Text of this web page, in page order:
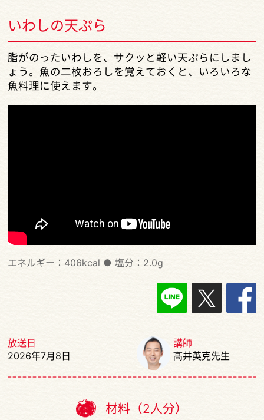
いわしの天ぷら
脂がのったいわしを、サクッと軽い天ぷらにしまし
ょう。魚の二枚おろしを覚えておくと、いろいろな
魚料理に使えます。
エネルギー：406kcal ● 塩分：2.0g
放送日
2026年7月8日
講師
髙井英克先生
材料（2人分）